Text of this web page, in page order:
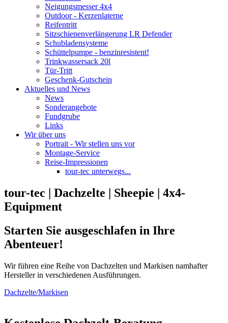
Neigungsmesser 4x4
Outdoor - Kerzenlaterne
Reifentritt
Sitzschienenverlängerung LR Defender
Schubladensysteme
Schüttelpumpe - benzinresistent!
Trinkwassersack 20l
Tür-Tritt
Geschenk-Gutschein
Aktuelles und News
News
Sonderangebote
Fundgrube
Links
Wir über uns
Portrait - Wir stellen uns vor
Montage-Service
Reise-Impressionen
tour-tec unterwegs...
tour-tec | Dachzelte | Sheepie | 4x4-
Equipment
Starten Sie ausgeschlafen in Ihre
Abenteuer!
Wir führen eine Reihe von Dachzelten und Markisen namhafter
Hersteller in verschiedenen Ausführungen.
Dachzelte/Markisen